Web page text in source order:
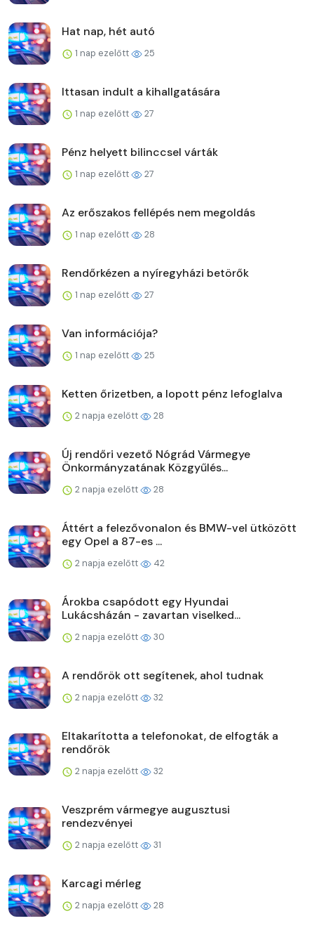
Hat nap, hét autó
1 nap ezelőtt 25
Ittasan indult a kihallgatására
1 nap ezelőtt 27
Pénz helyett bilinccsel várták
1 nap ezelőtt 27
Az erőszakos fellépés nem megoldás
1 nap ezelőtt 28
Rendőrkézen a nyíregyházi betörők
1 nap ezelőtt 27
Van információja?
1 nap ezelőtt 25
Ketten őrizetben, a lopott pénz lefoglalva
2 napja ezelőtt 28
Új rendőri vezető Nógrád Vármegye
Önkormányzatának Közgyűlés...
2 napja ezelőtt 28
Áttért a felezővonalon és BMW-vel ütközött
egy Opel a 87-es ...
2 napja ezelőtt 42
Árokba csapódott egy Hyundai
Lukácsházán - zavartan viselked...
2 napja ezelőtt 30
A rendőrök ott segítenek, ahol tudnak
2 napja ezelőtt 32
Eltakarította a telefonokat, de elfogták a
rendőrök
2 napja ezelőtt 32
Veszprém vármegye augusztusi
rendezvényei
2 napja ezelőtt 31
Karcagi mérleg
2 napja ezelőtt 28